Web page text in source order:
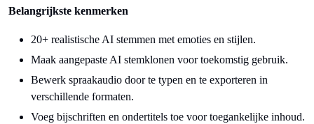
Belangrijkste kenmerken
20+ realistische AI stemmen met emoties en stijlen.
Maak aangepaste AI stemklonen voor toekomstig gebruik.
Bewerk spraakaudio door te typen en te exporteren in
verschillende formaten.
Voeg bijschriften en ondertitels toe voor toegankelijke inhoud.